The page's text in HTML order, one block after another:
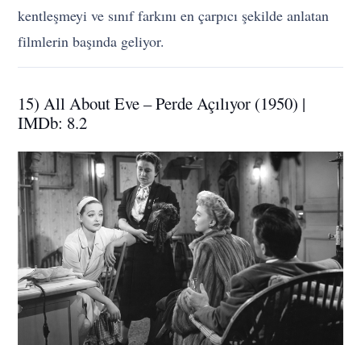
kentleşmeyi ve sınıf farkını en çarpıcı şekilde anlatan
filmlerin başında geliyor.
15) All About Eve – Perde Açılıyor (1950) |
IMDb: 8.2